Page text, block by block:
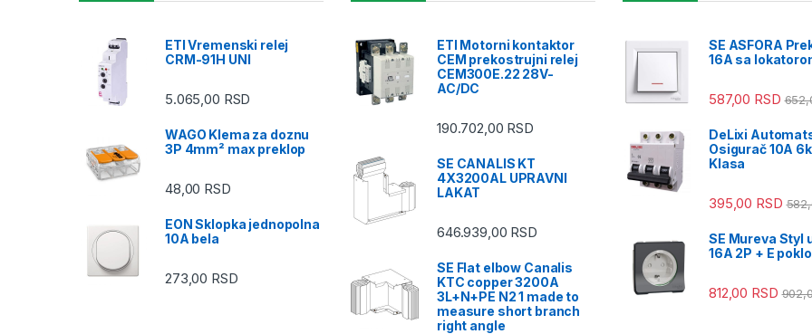
ETI Vremenski relej
CRM-91H UNI
5.065,00 RSD
WAGO Klema za doznu
3P 4mm² max preklop
48,00 RSD
EON Sklopka jednopolna
10A bela
273,00 RSD
ETI Motorni kontaktor
CEM prekostrujni relej
CEM300E.22 28V-
AC/DC
190.702,00 RSD
SE CANALIS KT
4X3200AL UPRAVNI
LAKAT
646.939,00 RSD
SE Flat elbow Canalis
KTC copper 3200A
3L+N+PE N2 1 made to
measure short branch
right angle
SE ASFORA
16A sa
587,00 RSD
DeLixi
Osigurač 10A
Klasa
395,00 RSD
SE Mureva Styl
16A 2P + E
812,00 RSD